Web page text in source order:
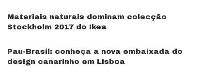
Materiais naturais dominam colecção
Stockholm 2017 do Ikea
Pau-Brasil: conheça a nova embaixada do
design canarinho em Lisboa